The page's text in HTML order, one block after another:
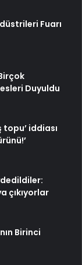
Fuarı
Duyuldu
topu’ iddiası
çıkıyorlar
Birinci